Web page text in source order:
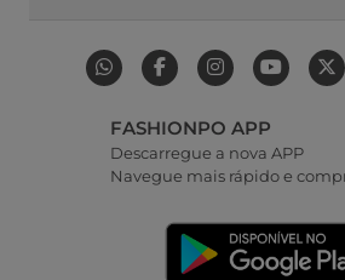
FASHIONPO APP
Descarregue a nova APP
Navegue mais rápido e